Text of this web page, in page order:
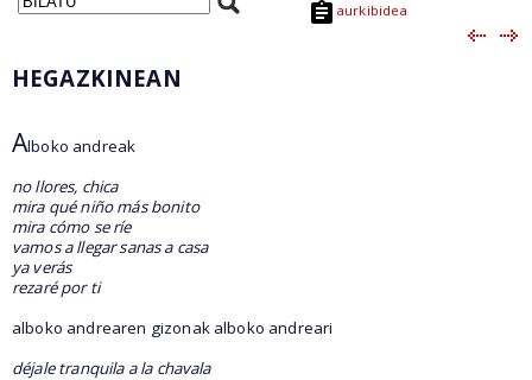
aurkibidea
HEGAZKINEAN
Alboko andreak
no llores, chica
mira qué niño más bonito
mira cómo se ríe
vamos a llegar sanas a casa
ya verás
rezaré por ti
alboko andrearen gizonak alboko andreari
déjale tranquila a la chavala